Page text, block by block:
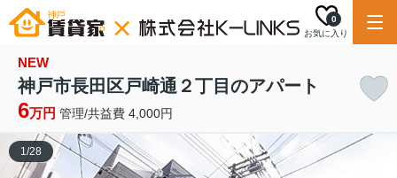
お気に入り
0
NEW
神戸市長田区戸崎通２丁目のアパート
6万円 管理/共益費 4,000円
1/28